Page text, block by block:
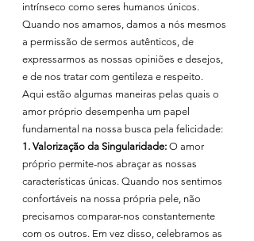
intrínseco como seres humanos únicos.
Quando nos amamos, damos a nós mesmos
a permissão de sermos autênticos, de
expressarmos as nossas opiniões e desejos,
e de nos tratar com gentileza e respeito.
Aqui estão algumas maneiras pelas quais o
amor próprio desempenha um papel
fundamental na nossa busca pela felicidade:
1. Valorização da Singularidade: O amor
próprio permite-nos abraçar as nossas
características únicas. Quando nos sentimos
confortáveis na nossa própria pele, não
precisamos comparar-nos constantemente
com os outros. Em vez disso, celebramos as